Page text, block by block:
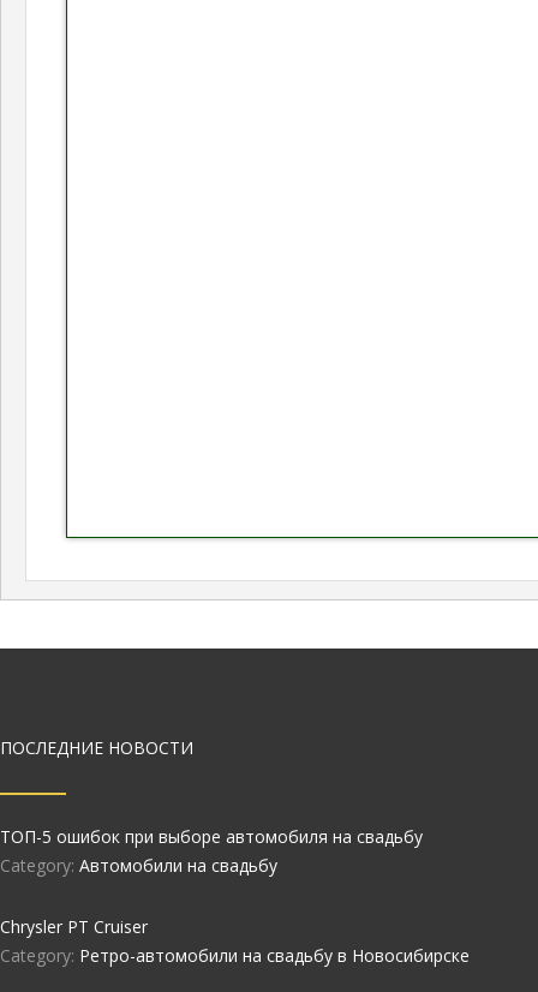
ПОСЛЕДНИЕ НОВОСТИ
ТОП-5 ошибок при выборе автомобиля на свадьбу
Category: Автомобили на свадьбу
Chrysler PT Cruiser
Category: Ретро-автомобили на свадьбу в Новосибирске